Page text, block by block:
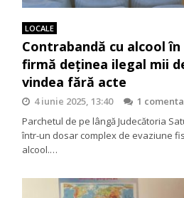
LOCALE
Contrabandă cu alcool în
firmă deținea ilegal mii
vindea fără acte
4 iunie 2025, 13:40
1
Parchetul de pe lângă Judecătoria
într-un dosar complex de evaziune
alcool.…